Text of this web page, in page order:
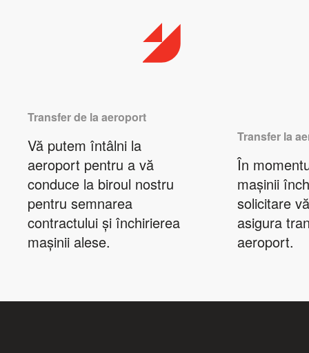
Transfer de la aeroport
Vă putem întâlni la
aeroport pentru a vă
conduce la biroul nostru
pentru semnarea
contractului și închirierea
mașinii alese.
Transfer la
În
mașinii
solicitare
asigura
aeroport.